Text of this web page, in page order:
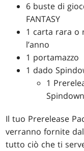
6 buste di
FANTASY
1 carta rara o
l’anno
1 portamazzo
1 dado
1
Il tuo Prerelease
verranno fornite
tutto ciò che ti